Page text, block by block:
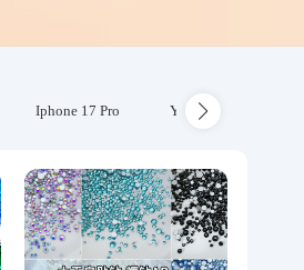
Iphone 17 Pro Yubikey